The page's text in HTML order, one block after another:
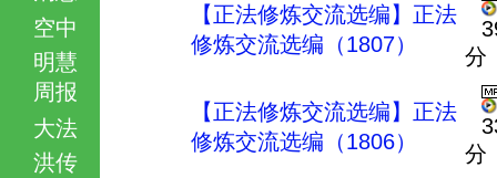
空中
明慧
周报
大法
洪传
【正法修炼交流选编】正法
修炼交流选编（1807）
分
【正法修炼交流选编】正法
修炼交流选编（1806）
分